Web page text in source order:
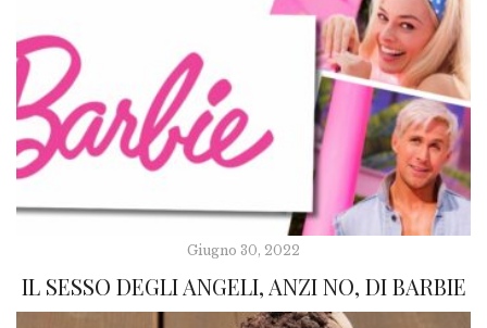
Giugno 30, 2022
IL SESSO DEGLI ANGELI, ANZI NO, DI BARBIE